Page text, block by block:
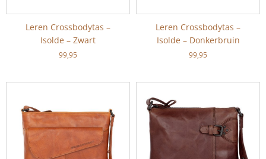
Leren Crossbodytas –
Isolde – Zwart
99,95
Leren Crossbodytas –
Isolde – Donkerbruin
99,95